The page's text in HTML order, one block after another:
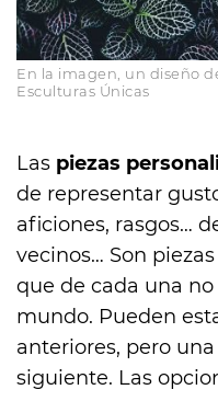
En la imagen, un diseño
Esculturas Únicas
Las piezas
de representar
aficiones, rasgos…
vecinos… Son
que de cada una
mundo. Pueden
anteriores, pero
siguiente. Las